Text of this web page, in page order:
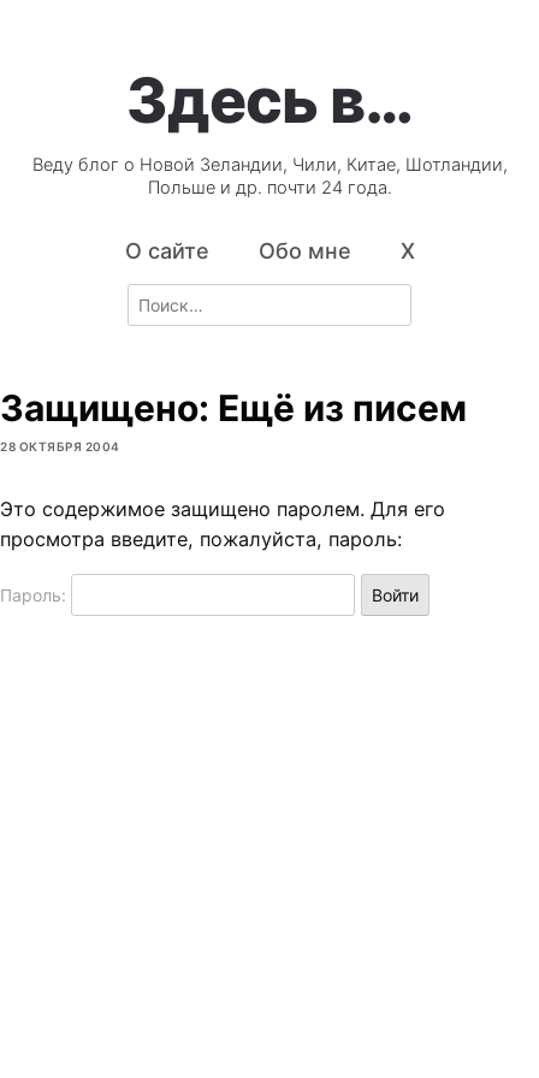
Здесь в…
Веду блог о Новой Зеландии, Чили, Китае, Шотландии,
Польше и др. почти 24 года.
О сайте Обо мне X
Search
for:
Защищено: Ещё из писем
28 ОКТЯБРЯ 2004
Это содержимое защищено паролем. Для его
просмотра введите, пожалуйста, пароль:
Пароль: